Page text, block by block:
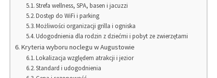
Strefa wellness, SPA, basen i jacuzzi
Dostęp do WiFi i parking
Możliwości organizacji grilla i ogniska
Udogodnienia dla rodzin z dziećmi i pobyt ze zwierzętami
Kryteria wyboru noclegu w Augustowie
Lokalizacja względem atrakcji i jezior
Standard i udogodnienia